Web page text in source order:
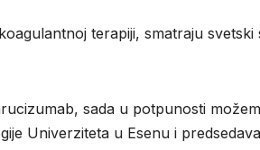
terapiji, smatraju
sada u potpunosti
Univerziteta u Esenu i